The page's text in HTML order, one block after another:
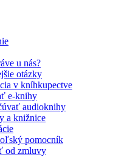
u nás?
otázky
v kníhkupectve
e-knihy
audioknihy
a knižnice
pomocník
od zmluvy